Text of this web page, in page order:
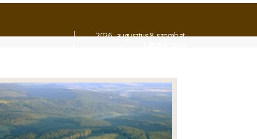
2026. augusztus 8. szombat,